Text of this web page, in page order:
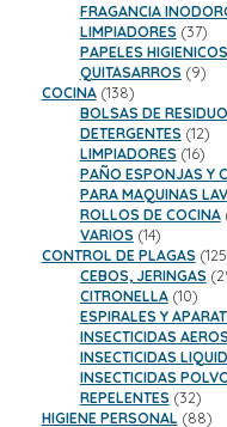
FRAGANCIA
LIMPIADORES 3737
PAPELES HIGIENICOS
QUITASARROS 99
COCINA 138138
productos
BOLSAS DE
DETERGENTES 1212
LIMPIADORES 1616
PAÑO ESPONJAS Y
PARA MAQUINAS
ROLLOS DE COCINA
VARIOS 1414
productos
CONTROL DE PLAGAS 125
CEBOS, JERINGAS
CITRONELLA 1010
ESPIRALES Y
INSECTICIDAS
INSECTICIDAS
INSECTICIDAS
REPELENTES 3232
HIGIENE PERSONAL 8888